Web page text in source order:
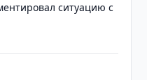
ситуацию с